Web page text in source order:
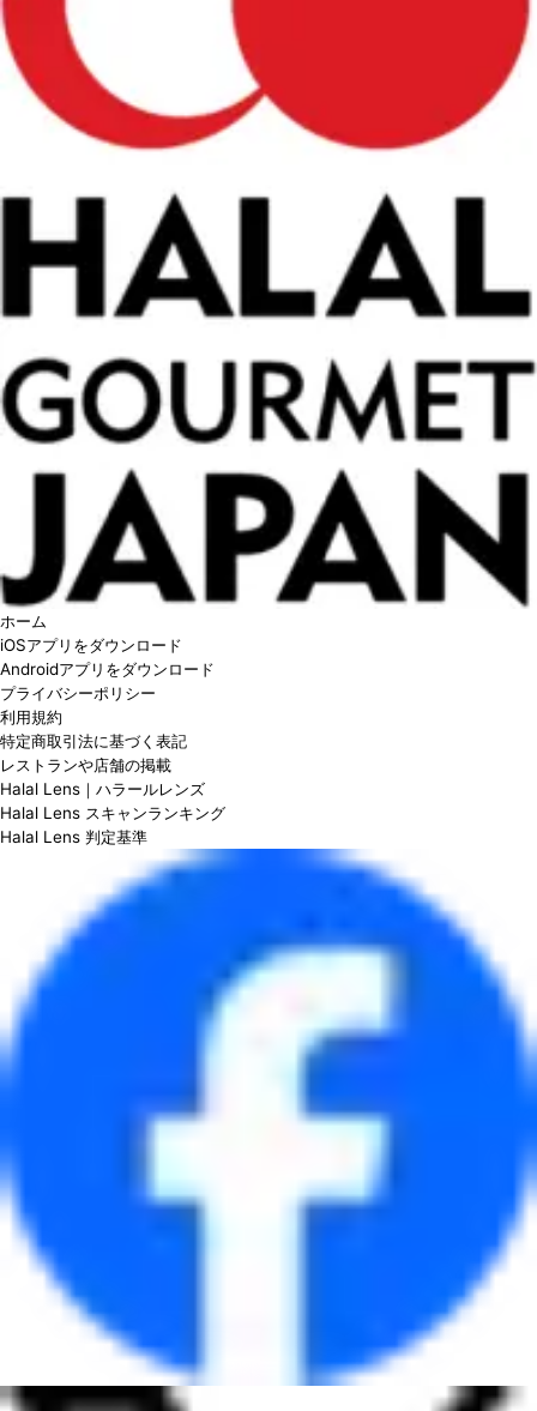
ホーム
iOSアプリをダウンロード
Androidアプリをダウンロード
プライバシーポリシー
利用規約
特定商取引法に基づく表記
レストランや店舗の掲載
Halal Lens｜ハラールレンズ
Halal Lens スキャンランキング
Halal Lens 判定基準